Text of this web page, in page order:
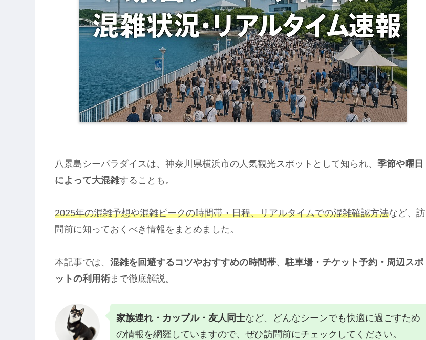
八景島シーパラダイスは、神奈川県横浜市の人気観光スポットとして知られ、 季節や曜日
によって大混雑することも。
2025年の混雑予想や混雑ピークの時間帯・日程、リアルタイムでの混雑確認方法など、訪
問前に知っておくべき情報をまとめました。
本記事では、 混雑を回避するコツやおすすめの時間帯、駐車場・チケット予約・周辺スポ
ットの利用術まで徹底解説。
家族連れ・カップル・友人同士など、どんなシーンでも快適に過ごすため
の情報を網羅していますので、ぜひ訪問前にチェックしてください。